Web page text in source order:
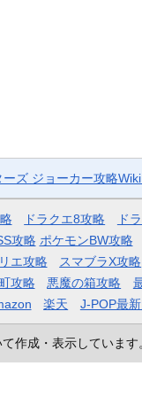
ズ ジョーカー攻略
ドラクエ8攻略 ド
攻略 ポケモンBW攻略
エ攻略 スマブラX攻略
攻略 悪魔の箱攻略
楽天 J-POP最
作成・表示しています